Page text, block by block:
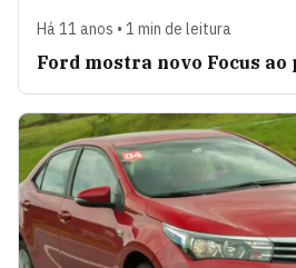
Há 11 anos • 1 min de leitura
Ford mostra novo Focus